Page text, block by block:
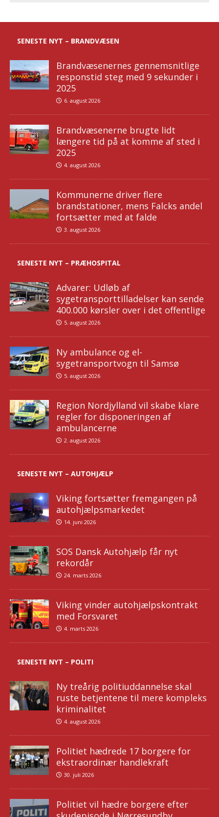
SENESTE NYT – BRANDVÆSEN
Brandvæsenernes gennemsnitlige
responstid steg med 9 sekunder i
2025
6. august 2026
Brandvæsenerne brugte lidt
længere tid på at komme af sted i
2025
4. august 2026
Kommunerne driver flere
brandstationer, mens Falcks andel
fortsætter med at falde
3. august 2026
SENESTE NYT – PRÆHOSPITAL
Advarer: Udløb af
sygetransporttilladelser kan sende
400.000 kørsler over i det offentlige
5. august 2026
Ny ambulance og el-
sygetransportvogn til Samsø
5. august 2026
Region Nordjylland vil skabe klare
regler for disponeringen af
ambulancerne
2. august 2026
SENESTE NYT – AUTOHJÆLP
Viking fortsætter fremgangen på
autohjælpsmarkedet
14. juni 2026
SOS Dansk Autohjælp får nyt
rekordår
24. marts 2026
Viking vinder autohjælpskontrakt
med Forsvaret
4. marts 2026
SENESTE NYT – POLITI
Ny treårig politiuddannelse skal
ruste betjentene til mere kompleks
kriminalitet
4. august 2026
Politiet hædrede 17 borgere for
ekstraordinær handlekraft
30. juli 2026
Politiet vil hædre borgere efter